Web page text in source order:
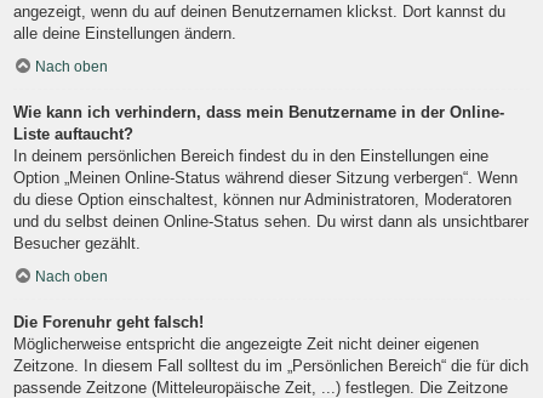
angezeigt, wenn du auf deinen Benutzernamen klickst. Dort kannst du
alle deine Einstellungen ändern.
Nach oben
Wie kann ich verhindern, dass mein Benutzername in der Online-
Liste auftaucht?
In deinem persönlichen Bereich findest du in den Einstellungen eine
Option „Meinen Online-Status während dieser Sitzung verbergen“. Wenn
du diese Option einschaltest, können nur Administratoren, Moderatoren
und du selbst deinen Online-Status sehen. Du wirst dann als unsichtbarer
Besucher gezählt.
Nach oben
Die Forenuhr geht falsch!
Möglicherweise entspricht die angezeigte Zeit nicht deiner eigenen
Zeitzone. In diesem Fall solltest du im „Persönlichen Bereich“ die für dich
passende Zeitzone (Mitteleuropäische Zeit, ...) festlegen. Die Zeitzone